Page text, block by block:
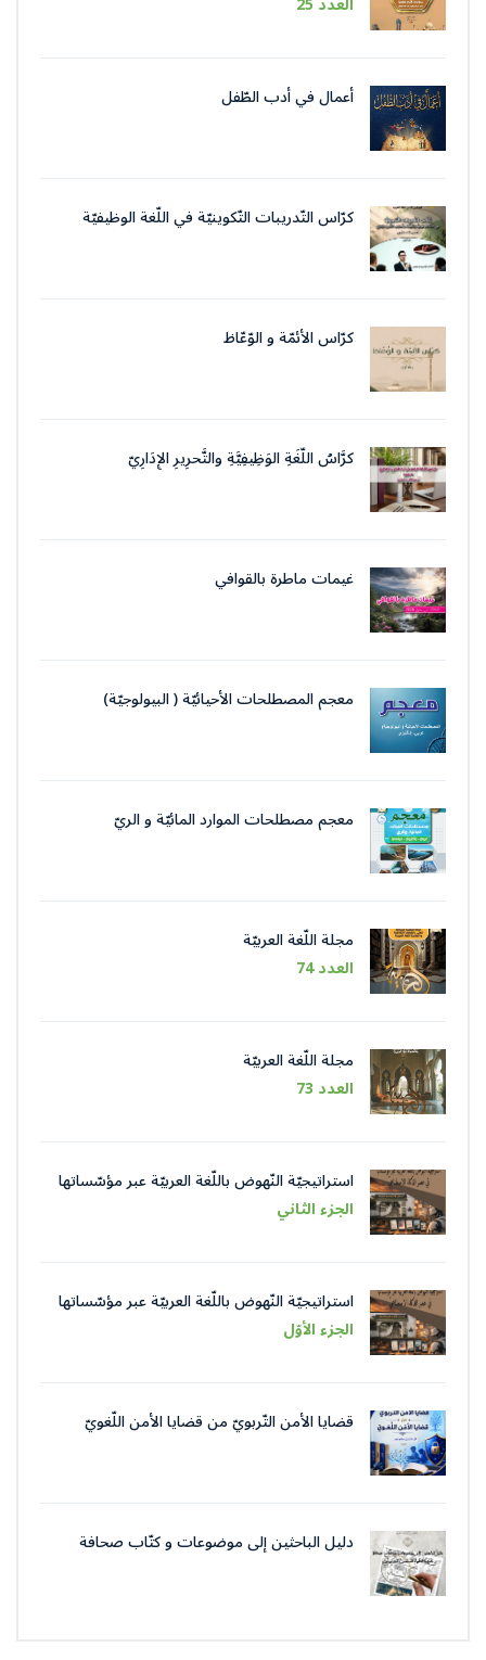
أعمال في أدب الطّفل
كرّاس التّدريبات التّكوينيّة في اللّغة الوظيفيّة
كرّاس الأئمّة و الوّعّاظ
كرَّاسُ اللُّغَةِ الوَظِيفِيَّةِ والتَّحرِيرِ الإِدَارِيّ
غيمات ماطرة بالقوافي
معجم المصطلحات الأحيائيّة ( البيولوجيّة)
معجم مصطلحات الموارد المائيّة و الريّ
مجلة اللّغة العربيّة
العدد 74
مجلة اللّغة العربيّة
العدد 73
استراتيجيّة النّهوض باللّغة العربيّة عبر مؤسّساتها
في عصر الذّكاء الاصطناعيّ
الجزء الثاني
استراتيجيّة النّهوض باللّغة العربيّة عبر مؤسّساتها
في عصر الذّكاء الاصطناعيّ
الجزء الأوّل
قضايا الأمن التّربويّ من قضايا الأمن اللّغويّ
دليل الباحثين إلى موضوعات و كتّاب صحافة